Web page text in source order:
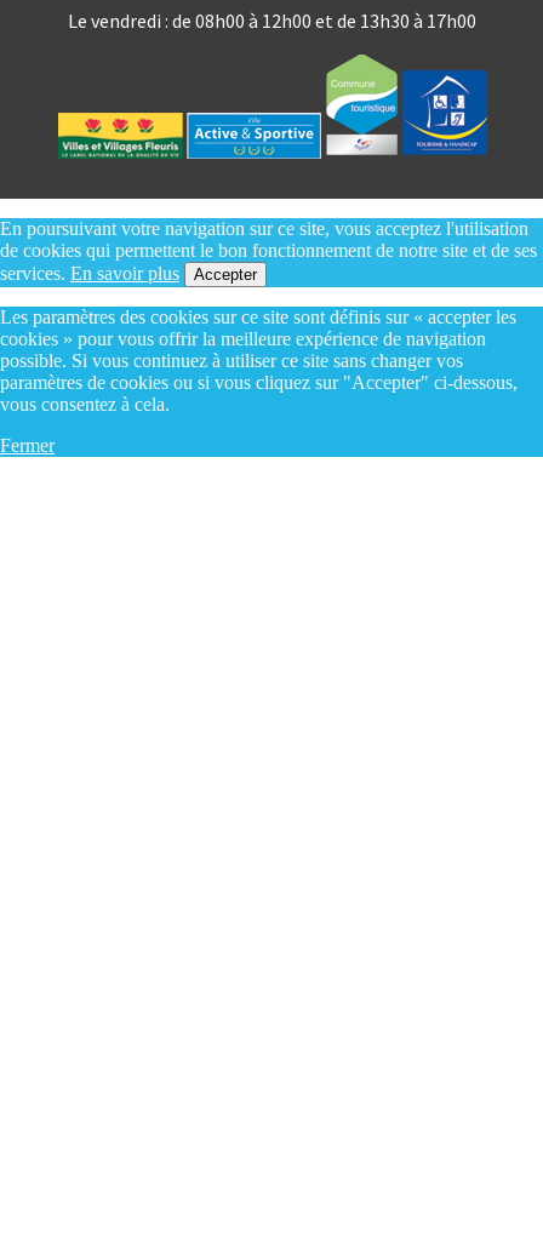
Le vendredi : de 08h00 à 12h00 et de 13h30 à 17h00
En poursuivant votre navigation sur ce site, vous acceptez l'utilisation
de cookies qui permettent le bon fonctionnement de notre site et de ses
services. En savoir plus Accepter
Les paramètres des cookies sur ce site sont définis sur « accepter les
cookies » pour vous offrir la meilleure expérience de navigation
possible. Si vous continuez à utiliser ce site sans changer vos
paramètres de cookies ou si vous cliquez sur "Accepter" ci-dessous,
vous consentez à cela.
Fermer